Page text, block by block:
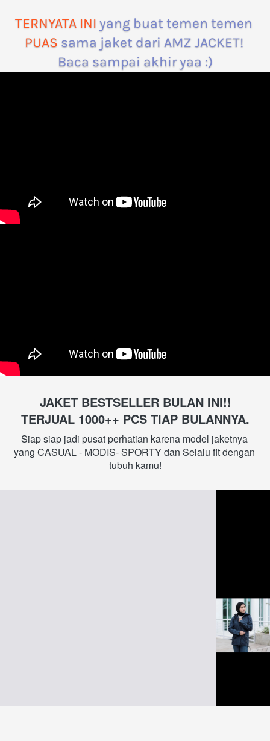
TERNYATA INI
PUAS sama jaket dari AMZ JACKET!
Baca sampai akhir yaa :)
JAKET BESTSELLER BULAN INI!!
TERJUAL 1000++ PCS TIAP BULANNYA.
Siap siap jadi pusat perhatian karena model jaketnya
yang CASUAL - MODIS- SPORTY dan Selalu fit dengan
tubuh kamu!